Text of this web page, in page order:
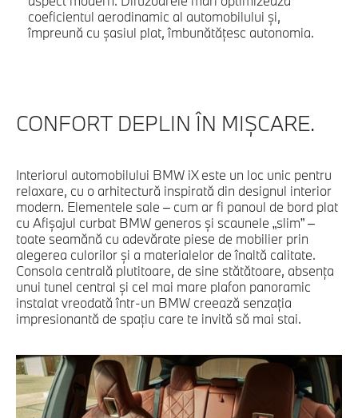
coeficientul aerodinamic al automobilului şi,
împreună cu şasiul plat, îmbunătăţesc autonomia.
CONFORT DEPLIN ÎN MIŞCARE.
Interiorul automobilului BMW iX este un loc unic pentru
relaxare, cu o arhitectură inspirată din designul interior
modern. Elementele sale – cum ar fi panoul de bord plat
cu Afişajul curbat BMW generos şi scaunele „slim” –
toate seamănă cu adevărate piese de mobilier prin
alegerea culorilor şi a materialelor de înaltă calitate.
Consola centrală plutitoare, de sine stătătoare, absenţa
unui tunel central şi cel mai mare plafon panoramic
instalat vreodată într-un BMW creează senzaţia
impresionantă de spaţiu care te invită să mai stai.